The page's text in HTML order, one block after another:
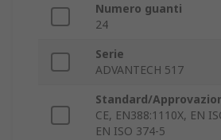
Numero guanti
24
Serie
ADVANTECH 517
Standard/
CE, EN388:1110X, EN
EN ISO 374-5